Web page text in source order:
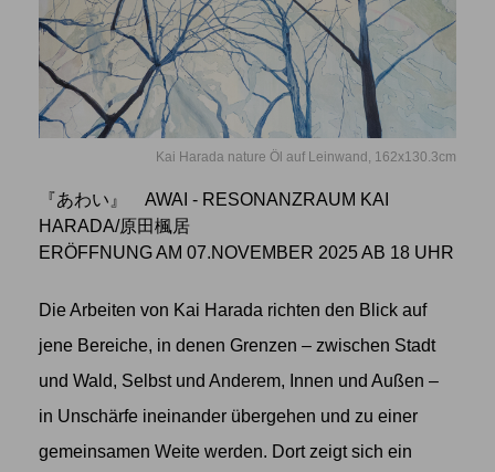
Kai Harada nature Öl auf Leinwand, 162x130.3cm
『あわい』 AWAI - RESONANZRAUM KAI
HARADA/原田楓居
ERÖFFNUNG AM 07.NOVEMBER 2025 AB 18 UHR
Die Arbeiten von Kai Harada richten den Blick auf
jene Bereiche, in denen Grenzen – zwischen Stadt
und Wald, Selbst und Anderem, Innen und Außen –
in Unschärfe ineinander übergehen und zu einer
gemeinsamen Weite werden. Dort zeigt sich ein